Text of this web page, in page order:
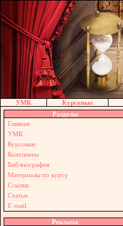
УМК Курсовые
Разделы
Главная
УМК
Курсовые
Конспекты
Библиография
Материалы по курсу
Ссылки
Статьи
E-mail
Реклама